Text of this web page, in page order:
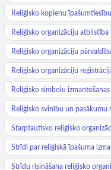
Reliģisko kopienu
Reliģisko organizāciju atbilstība
Reliģisko organizāciju
Reliģisko organizāciju
Reliģisko simbolu
Reliģisko svinību un pasākumu
Starptautisko reliģisko
Strīdi par reliģiskā īpašuma
Strīdu risināšana reliģisko